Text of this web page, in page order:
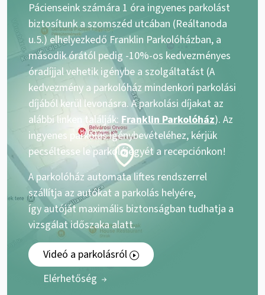
Pácienseink számára 1 óra ingyenes parkolást
biztosítunk a szomszéd utcában (Reáltanoda
u.5.) elhelyezkedő Franklin Parkolóházban, a
második órától pedig -10%-os kedvezményes
óradíjjal vehetik igénybe a szolgáltatást (A
kedvezmény a parkolóház mindenkori parkolási
díjából kerül levonásra. A parkolási díjakat az
alábbi linken találják: Franklin Parkolóház). Az
ingyenes parkolás igénybevételéhez, kérjük
pecséltesse le parkolójegyét a recepciónkon!
A parkolóház automata liftes rendszerrel
szállítja az autókat a parkolás helyére,
így autóját maximális biztonságban tudhatja a
vizsgálat időszaka alatt.
Videó a parkolásról
Elérhetőség